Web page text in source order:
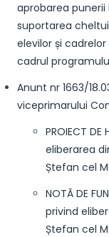
aprobarea punerii
suportarea
elevilor și
cadrul
Anunt nr 1663/
viceprimarului
PROIECT
eliberarea
Ștefan cel
NOTĂ DE
privind
Ștefan cel